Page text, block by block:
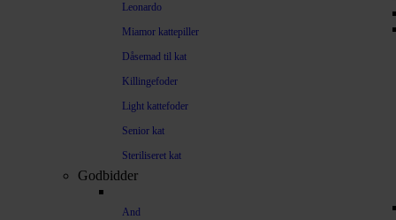
Leonardo
Miamor kattepiller
Dåsemad til kat
Killingefoder
Light kattefoder
Senior kat
Steriliseret kat
Godbidder
And